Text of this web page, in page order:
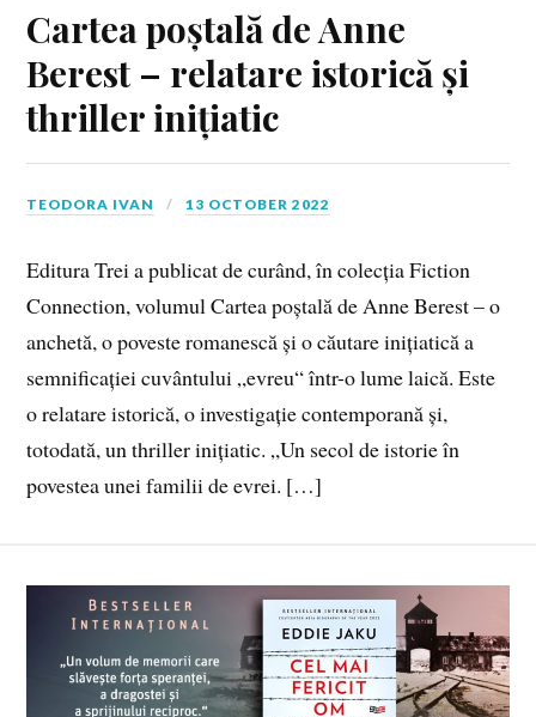
Cartea poștală de Anne
Berest – relatare istorică și
thriller inițiatic
TEODORA IVAN 13 OCTOBER 2022
Editura Trei a publicat de curând, în colecția Fiction
Connection, volumul Cartea poștală de Anne Berest – o
anchetă, o poveste romanescă și o căutare inițiatică a
semnificației cuvântului „evreu“ într-o lume laică. Este
o relatare istorică, o investigație contemporană și,
totodată, un thriller inițiatic. „Un secol de istorie în
povestea unei familii de evrei. […]